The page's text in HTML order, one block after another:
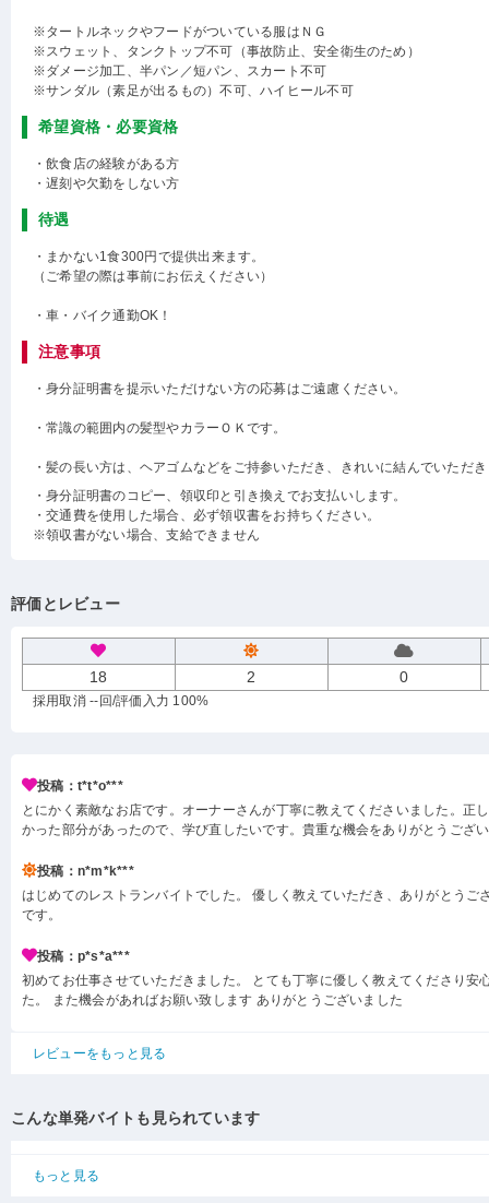
※タートルネックやフードがついている服はＮＧ
※スウェット、タンクトップ不可（事故防止、安全衛生のため）
※ダメージ加工、半パン／短パン、スカート不可
※サンダル（素足が出るもの）不可、ハイヒール不可
希望資格・必要資格
・飲食店の経験がある方
・遅刻や欠勤をしない方
待遇
・まかない1食300円で提供出来ます。
（ご希望の際は事前にお伝えください）
・車・バイク通勤OK！
注意事項
・身分証明書を提示いただけない方の応募はご遠慮ください。
・常識の範囲内の髪型やカラーＯＫです。
・髪の長い方は、ヘアゴムなどをご持参いただき、きれいに結んでいただ
・身分証明書のコピー、領収印と引き換えでお支払いします。
・交通費を使用した場合、必ず領収書をお持ちください。
※領収書がない場合、支給できません
評価とレビュー
18 2 0
採用取消 --回/評価入力 100%
投稿：t*t*o***
とにかく素敵なお店です。オーナーさんが丁寧に教えてくださいました。正
かった部分があったので、学び直したいです。貴重な機会をありがとうござ
投稿：n*m*k***
はじめてのレストランバイトでした。 優しく教えていただき、ありがとうご
です。
投稿：p*s*a***
初めてお仕事させていただきました。 とても丁寧に優しく教えてくださり安
た。 また機会があればお願い致します ありがとうございました
レビューをもっと見る
こんな単発バイトも見られています
もっと見る